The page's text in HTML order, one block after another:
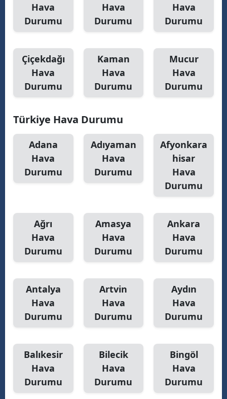
Manisa
Kahramanmaraş
Mardin
Muğla
Muş
Niğde
Sakarya
Samsun
Sinop
Sivas
Tekirdağ
Tokat
Tunceli
Şanlıurfa
Hava
Durumu
Hava
Durumu
Hava
Durumu
Çiçekdağı
Hava
Durumu
Kaman
Hava
Durumu
Mucur
Hava
Durumu
Türkiye Hava Durumu
Adana
Hava
Durumu
Adıyaman
Hava
Durumu
Afyonkara
hisar
Hava
Durumu
Ağrı
Hava
Durumu
Amasya
Hava
Durumu
Ankara
Hava
Durumu
Antalya
Hava
Durumu
Artvin
Hava
Durumu
Aydın
Hava
Durumu
Balıkesir
Hava
Durumu
Bilecik
Hava
Durumu
Bingöl
Hava
Durumu